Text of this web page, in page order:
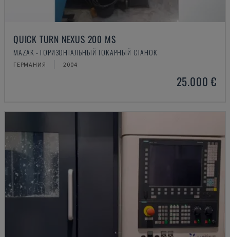
QUICK TURN NEXUS 200 MS
MAZAK - ГОРИЗОНТАЛЬНЫЙ ТОКАРНЫЙ СТАНОК
ГЕРМАНИЯ 2004
25.000 €